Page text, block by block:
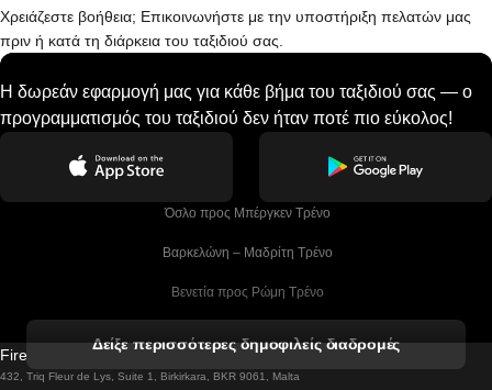
Χρειάζεστε βοήθεια; Επικοινωνήστε με την υποστήριξη πελατών μας
πριν ή κατά τη διάρκεια του ταξιδιού σας.
Η δωρεάν εφαρμογή μας για κάθε βήμα του ταξιδιού σας — ο
προγραμματισμός του ταξιδιού δεν ήταν ποτέ πιο εύκολος!
Όσλο προς Μπέργκεν Tρένο
Βαρκελώνη – Μαδρίτη Tρένο
Βενετία προς Ρώμη Τρένο
Βιέννη προς Σάλτσμπουργκ Τρένα
Δείξε περισσότερες δημοφιλείς διαδρομές
Firebird GT Limited (OC 1451)
432, Triq Fleur de Lys, Suite 1, Birkirkara, BKR 9061, Malta